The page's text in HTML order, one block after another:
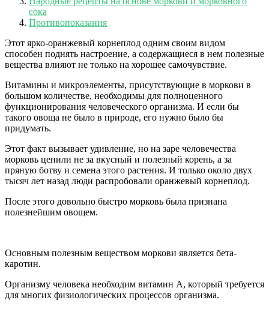
сока
Противопоказания
Этот ярко-оранжевый корнеплод одним своим видом
способен поднять настроение, а содержащиеся в нем полезные
вещества влияют не только на хорошее самочувствие.
Витамины и микроэлементы, присутствующие в моркови в
большом количестве, необходимы для полноценного
функционирования человеческого организма. И если бы
такого овоща не было в природе, его нужно было бы
придумать.
Этот факт вызывает удивление, но на заре человечества
морковь ценили не за вкусный и полезный корень, а за
пряную ботву и семена этого растения. И только около двух
тысяч лет назад люди распробовали оранжевый корнеплод.
После этого довольно быстро морковь была признана
полезнейшим овощем.
Основным полезным веществом моркови является бета-
каротин.
Организму человека необходим витамин A, который требуется
для многих физиологических процессов организма.